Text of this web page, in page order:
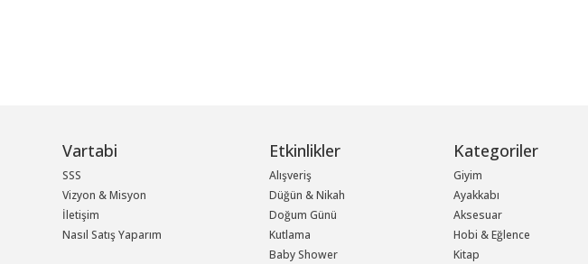
Vartabi
SSS
Vizyon & Misyon
İletişim
Nasıl Satış Yaparım
Etkinlikler
Alışveriş
Düğün & Nikah
Doğum Günü
Kutlama
Baby Shower
Kategoriler
Giyim
Ayakkabı
Aksesuar
Hobi & Eğlence
Kitap